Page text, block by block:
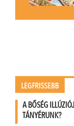
LEGFRISSEBB
A BŐSÉG
TÁNYÉRUNK?